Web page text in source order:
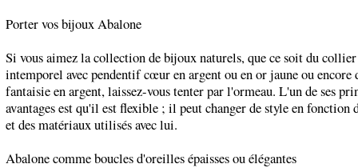
Porter vos bijoux Abalone
Si vous aimez la collection de bijoux naturels, que ce soit du
intemporel avec pendentif cœur en argent ou en or jaune ou encore
fantaisie en argent, laissez-vous tenter par l'ormeau. L'un de ses
avantages est qu'il est flexible ; il peut changer de style en fonction
et des matériaux utilisés avec lui.
Abalone comme boucles d'oreilles épaisses ou élégantes